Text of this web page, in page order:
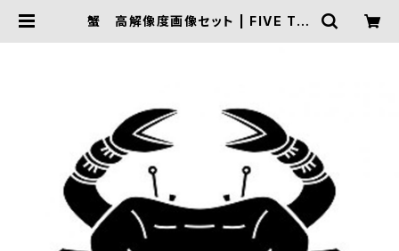
蟹 高解像度画像セット | FIVE TRI